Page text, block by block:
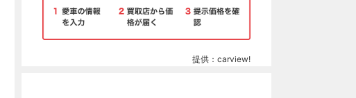
提供：carview!